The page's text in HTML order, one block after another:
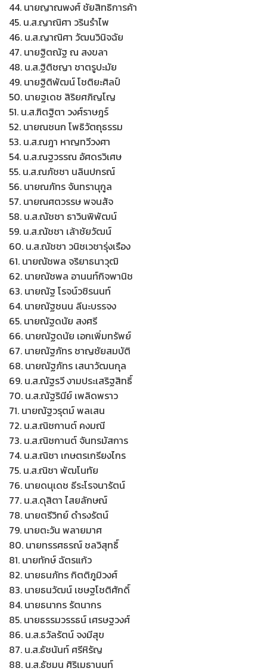
44. นายญาณพงศ์ ชัยสิทธิการค้า
45. น.ส.ญาณิศา วรินรำไพ
46. น.ส.ญาณิศา วัฒนวินิจฉัย
47. นายฐิตณัฐ ณ สงขลา
48. น.ส.ฐิติชญา ชาตรูปะมัย
49. นายฐิติพัฒน์ โชติยะศิลป์
50. นายฐเดช สิริยศภิญโญ
51. น.ส.ฑิตฐิตา วงศ์ราษฎร์
52. นายณชนก โพธิวัตถุธรรม
53. น.ส.ณฎา หาญทวีวงศา
54. น.ส.ณฐวรรณ อัศดรวิเศษ
55. น.ส.ณภัชชา นลินปกรณ์
56. นายณภัทร จันทรานุกูล
57. นายณศตวรรษ พจนสัจ
58. น.ส.ณัชชา ธาวินพิพัฒน์
59. น.ส.ณัชชา เล้าชัยวัฒน์
60. น.ส.ณัชชา วนิชเวชารุ่งเรือง
61. นายณัชพล จริยาธนาวุฒิ
62. นายณัชพล อานนท์กิจพานิช
63. นายณัฐ โรจน์วชิรนนท์
64. นายณัฐชนน ลีนะบรรจง
65. นายณัฐดนัย สงศรี
66. นายณัฐดนัย เอกเพิ่มทรัพย์
67. นายณัฐภัทร ชาญชัยสมบัติ
68. นายณัฐภัทร เสนาวัฒนกุล
69. น.ส.ณัฐรวี งามประเสริฐสิทธิ์
70. น.ส.ณัฐรินีย์ เพลิดพราว
71. นายณัฐวรุตม์ พลเสน
72. น.ส.ณิชกานต์ คงมณี
73. น.ส.ณิชกานต์ จันทรมัสการ
74. น.ส.ณิชา เกษตรเกรียงไกร
75. น.ส.ณิชา พัฒโนทัย
76. นายดนุเดช ธีระโรจนารัตน์
77. น.ส.ดุสิตา ไสยลักษณ์
78. นายตรีวิทย์ ดำรงรัตน์
79. นายตะวัน พลายมาศ
80. นายทรรศธรณ์ ชลวิสุทธิ์
81. นายทักษ์ ฉัตรแก้ว
82. นายธนภัทร กิตติภูมิวงศ์
83. นายธนวัฒน์ เชษฐโชติศักดิ์
84. นายธนากร รัตนากร
85. นายธรรมวรรธน์ เศรษฐวงศ์
86. น.ส.ธวัลรัตน์ จงมีสุข
87. น.ส.ธัชนันท์ ศรีหิรัญ
88. น.ส.ธัชมน ศิริเมธานนท์